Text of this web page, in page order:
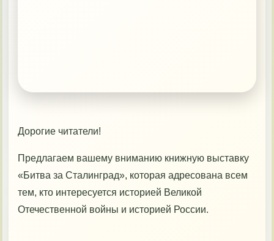
Контакты
Дорогие читатели!
Предлагаем вашему вниманию книжную выставку
«Битва за Сталинград», которая адресована всем
тем, кто интересуется историей Великой
Отечественной войны и историей России.